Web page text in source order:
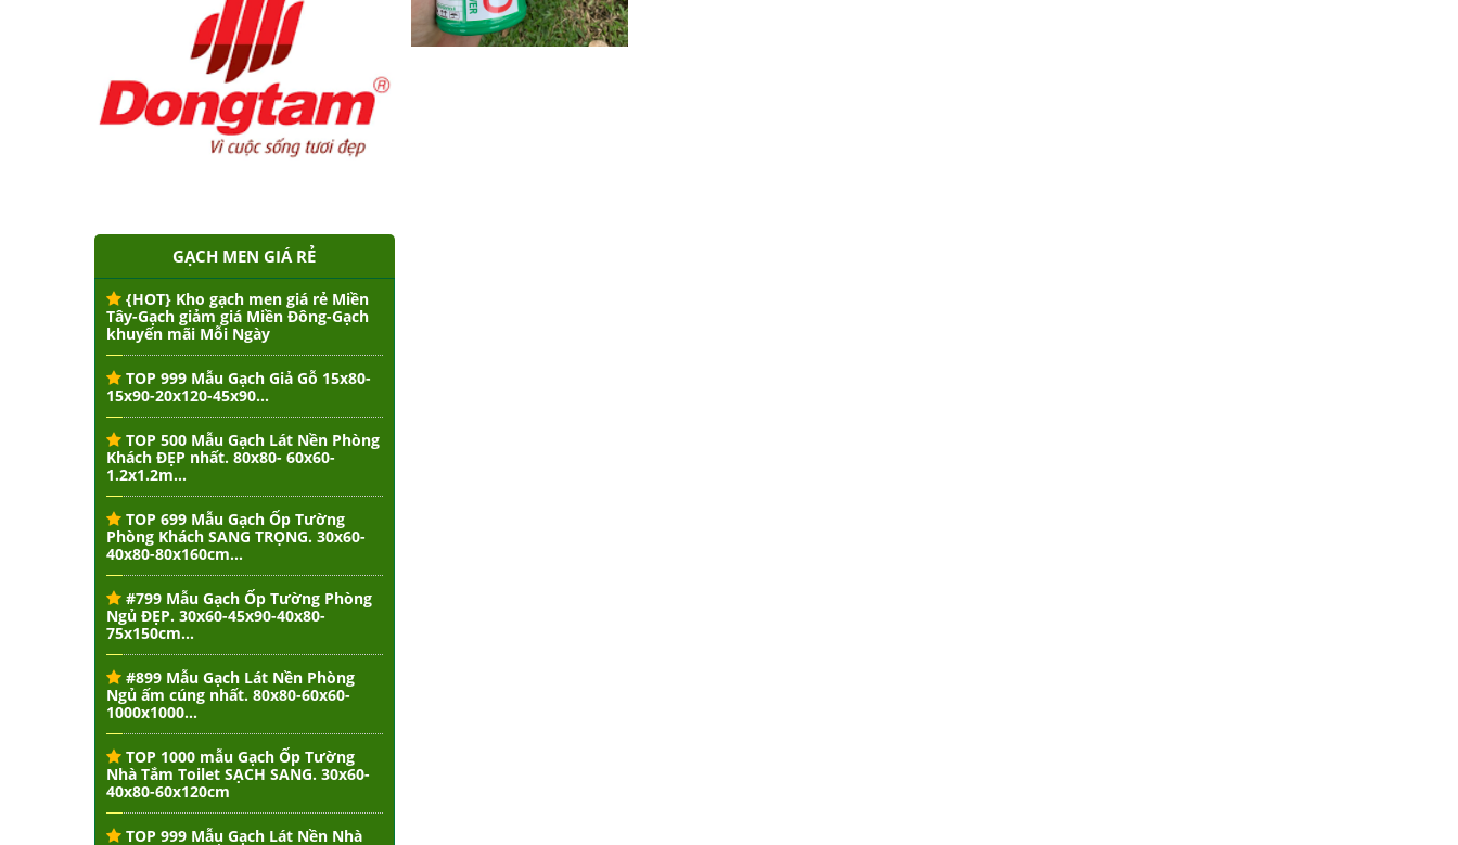
GẠCH MEN GIÁ RẺ
{HOT} Kho gạch men giá rẻ Miền
Tây-Gạch giảm giá Miền Đông-Gạch
khuyến mãi Mỗi Ngày
TOP 999 Mẫu Gạch Giả Gỗ 15x80-
15x90-20x120-45x90...
TOP 500 Mẫu Gạch Lát Nền Phòng
Khách ĐẸP nhất. 80x80- 60x60-
1.2x1.2m...
TOP 699 Mẫu Gạch Ốp Tường
Phòng Khách SANG TRỌNG. 30x60-
40x80-80x160cm...
#799 Mẫu Gạch Ốp Tường Phòng
Ngủ ĐẸP. 30x60-45x90-40x80-
75x150cm...
#899 Mẫu Gạch Lát Nền Phòng
Ngủ ấm cúng nhất. 80x80-60x60-
1000x1000...
TOP 1000 mẫu Gạch Ốp Tường
Nhà Tắm Toilet SẠCH SANG. 30x60-
40x80-60x120cm
TOP 999 Mẫu Gạch Lát Nền Nhà